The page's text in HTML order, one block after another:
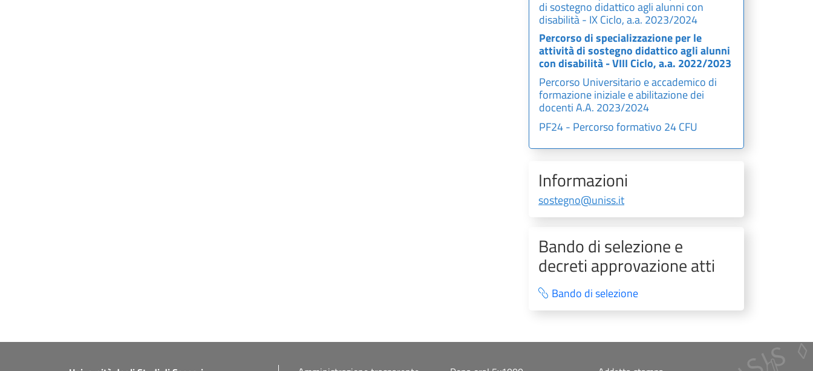
di sostegno didattico agli alunni con
disabilità - IX Ciclo, a.a. 2023/2024
Percorso di specializzazione per le
attività di sostegno didattico agli alunni
con disabilità - VIII Ciclo, a.a. 2022/2023
Percorso Universitario e accademico di
formazione iniziale e abilitazione dei
docenti A.A. 2023/2024
PF24 - Percorso formativo 24 CFU
Informazioni
sostegno@uniss.it
Bando di selezione e
decreti approvazione atti
Bando di selezione